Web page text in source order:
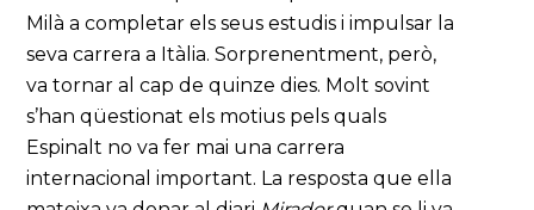
Milà a completar els seus estudis i impulsar la
seva carrera a Itàlia. Sorprenentment, però,
va tornar al cap de quinze dies. Molt sovint
s’han qüestionat els motius pels quals
Espinalt no va fer mai una carrera
internacional important. La resposta que ella